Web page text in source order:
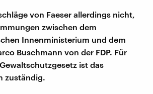
von Faeser allerdings nicht,
zwischen dem
Innenministerium und dem
Buschmann von der FDP. Für
ist das
zuständig.